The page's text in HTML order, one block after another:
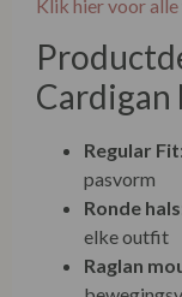
Klik hier voor alle
Cardigan
Regular Fit
pasvorm
Ronde hals
elke outfit
Raglan